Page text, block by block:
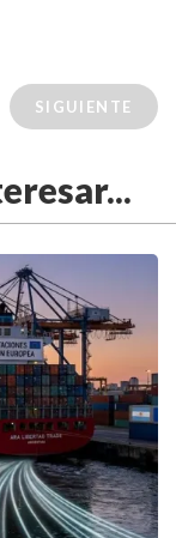
SIGUIENTE